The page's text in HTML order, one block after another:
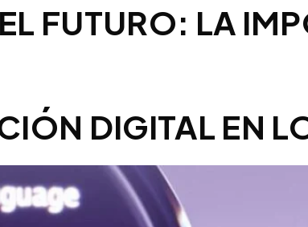
FUTURO: LA
DIGITAL EN